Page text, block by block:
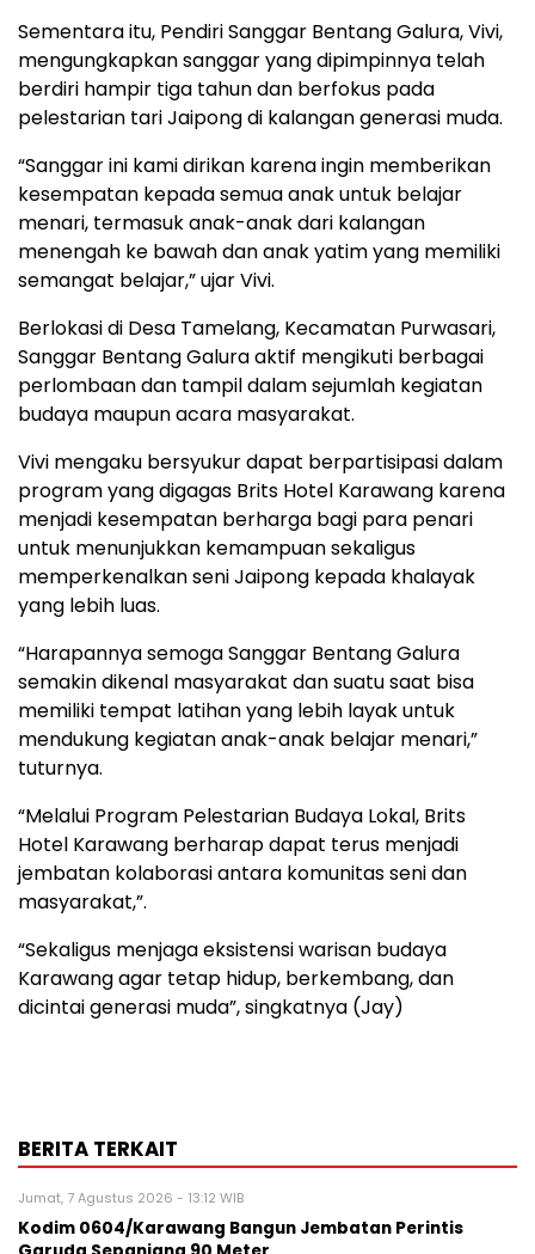
Sementara itu, Pendiri Sanggar Bentang Galura, Vivi,
mengungkapkan sanggar yang dipimpinnya telah
berdiri hampir tiga tahun dan berfokus pada
pelestarian tari Jaipong di kalangan generasi muda.
“Sanggar ini kami dirikan karena ingin memberikan
kesempatan kepada semua anak untuk belajar
menari, termasuk anak-anak dari kalangan
menengah ke bawah dan anak yatim yang memiliki
semangat belajar,” ujar Vivi.
Berlokasi di Desa Tamelang, Kecamatan Purwasari,
Sanggar Bentang Galura aktif mengikuti berbagai
perlombaan dan tampil dalam sejumlah kegiatan
budaya maupun acara masyarakat.
Vivi mengaku bersyukur dapat berpartisipasi dalam
program yang digagas Brits Hotel Karawang karena
menjadi kesempatan berharga bagi para penari
untuk menunjukkan kemampuan sekaligus
memperkenalkan seni Jaipong kepada khalayak
yang lebih luas.
“Harapannya semoga Sanggar Bentang Galura
semakin dikenal masyarakat dan suatu saat bisa
memiliki tempat latihan yang lebih layak untuk
mendukung kegiatan anak-anak belajar menari,”
tuturnya.
“Melalui Program Pelestarian Budaya Lokal, Brits
Hotel Karawang berharap dapat terus menjadi
jembatan kolaborasi antara komunitas seni dan
masyarakat,”.
“Sekaligus menjaga eksistensi warisan budaya
Karawang agar tetap hidup, berkembang, dan
dicintai generasi muda”, singkatnya (Jay)
BERITA TERKAIT
Jumat, 7 Agustus 2026 - 13:12 WIB
Kodim 0604/Karawang Bangun Jembatan Perintis